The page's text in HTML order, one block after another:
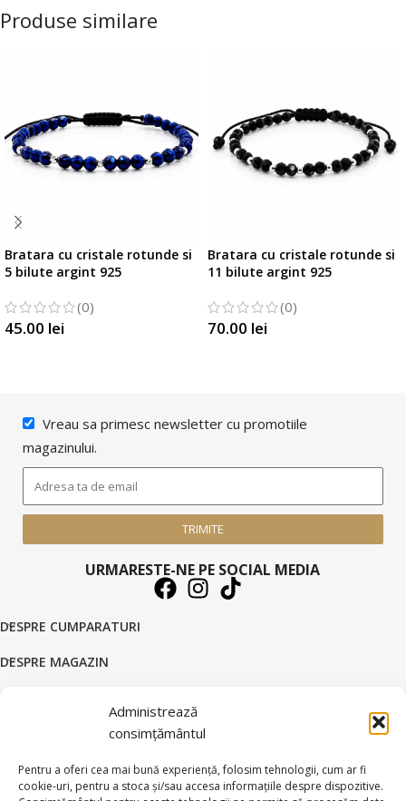
Administrează
consimțământul
Pentru a oferi cea mai bună experiență, folosim tehnologii, cum ar fi
cookie-uri, pentru a stoca și/sau accesa informațiile despre dispozitive.
Produse similare
Bratara cu cristale rotunde si
5 bilute argint 925
(0)
45.00 lei
Bratara cu cristale rotunde si
11 bilute argint 925
(0)
70.00 lei
Vreau sa primesc newsletter cu promotiile
magazinului.
TRIMITE
URMARESTE-NE PE SOCIAL MEDIA
DESPRE CUMPARATURI
DESPRE MAGAZIN
© 2026 BRATARI AUR - HANDMADE GOLD SILVER S.R.L.
Toate drepturile rezervate.